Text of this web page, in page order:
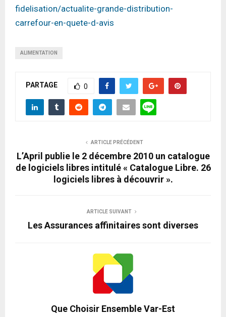
fidelisation/actualite-grande-distribution-
carrefour-en-quete-d-avis
ALIMENTATION
PARTAGE 0
ARTICLE PRÉCÉDENT
L’April publie le 2 décembre 2010 un catalogue
de logiciels libres intitulé « Catalogue Libre. 26
logiciels libres à découvrir ».
ARTICLE SUIVANT
Les Assurances affinitaires sont diverses
Que Choisir Ensemble Var-Est